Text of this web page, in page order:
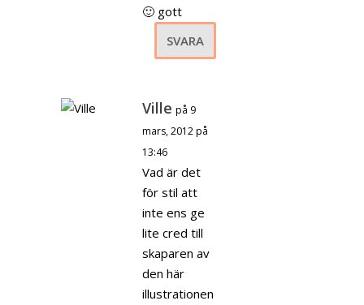
🙂 gott
SVARA
Ville på 9
mars, 2012 på
13:46
Vad är det
för stil att
inte ens ge
lite cred till
skaparen av
den här
illustrationen